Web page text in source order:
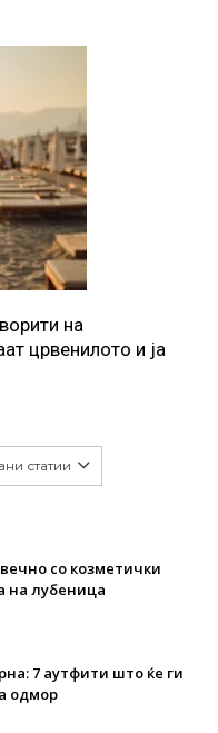
на
црвенилото и ја
статии
со козметички
на лубеница
7 аутфити што ќе ги
одмор